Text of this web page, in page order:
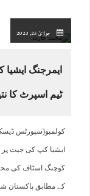
جولائ 25, 2023
ایمرجنگ
ٹیم اسپرٹ کا
کولمبو(سپورٹس
ایشیا کپ کی جیت پر
کوچنگ اسٹاف کی
کے مطابق پاکستان